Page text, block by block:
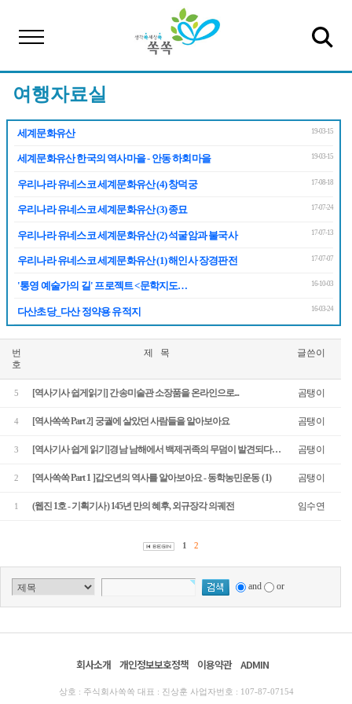
여행자료실
세계문화유산 19-03-15
세계문화유산 한국의 역사마을 - 안동 하회마을 19-03-15
우리나라 유네스코 세계문화유산 (4) 창덕궁 17-08-18
우리나라 유네스코 세계문화유산 (3) 종묘 17-07-24
우리나라 유네스코 세계문화유산 (2) 석굴암과 불국사 17-07-13
우리나라 유네스코 세계문화유산 (1) 해인사 장경판전 17-07-07
'통영 예술가의 길' 프로젝트 <문학지도… 16-10-03
다산초당_다산 정약용 유적지 16-03-24
번
호
제 목 글쓴이
5 [역사기사 쉽게읽기] 간송미술관 소장품을 온라인으로... 곰탱이
4 [역사쏙쏙 Part 2] 궁궐에 살았던 사람들을 알아보아요 곰탱이
3 [역사기사 쉽게 읽기]경남 남해에서 백제귀족의 무덤이 발견되다… 곰탱이
2 [역사쏙쏙 Part 1 ]갑오년의 역사를 알아보아요 - 동학농민운동 (1) 곰탱이
1 (웹진 1호 - 기획기사) 145년 만의 혜후, 외규장각 의궤전 임수연
1 2
and or
회사소개 개인정보보호정책 이용약관 ADMIN
상호 : 주식회사쏙쏙 대표 : 진상훈 사업자번호 : 107-87-07154